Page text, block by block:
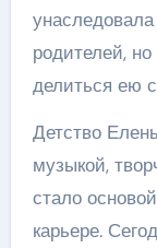
родителей,
делиться ею
Детство
музыкой,
стало
карьере.